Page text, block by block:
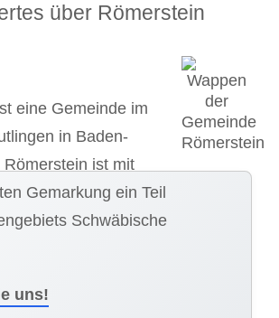
über Römerstein
eine Gemeinde im
in Baden-
ist mit
Gemarkung ein Teil
Schwäbische
uns!